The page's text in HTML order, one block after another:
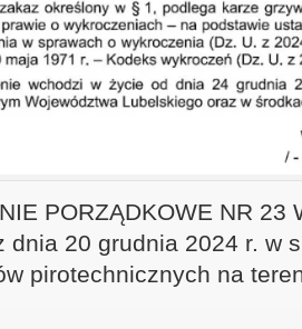
PORZĄDKOWE NR 23
dnia 20 grudnia 2024 r. w
pirotechnicznych na